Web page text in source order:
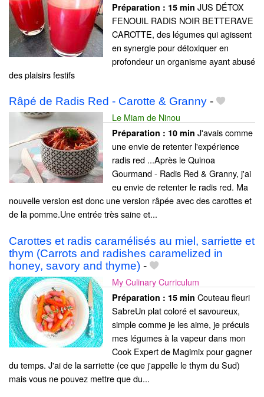
Préparation : 15 min JUS DÉTOX
FENOUIL RADIS NOIR BETTERAVE
CAROTTE, des légumes qui agissent
en synergie pour détoxiquer en
profondeur un organisme ayant abusé
des plaisirs festifs
Râpé de Radis Red - Carotte & Granny -
Le Miam de Ninou
Préparation : 10 min J'avais comme
une envie de retenter l'expérience
radis red ...Après le Quinoa
Gourmand - Radis Red & Granny, j'ai
eu envie de retenter le radis red. Ma
nouvelle version est donc une version râpée avec des carottes et
de la pomme.Une entrée très saine et...
Carottes et radis caramélisés au miel, sarriette et
thym (Carrots and radishes caramelized in
honey, savory and thyme) -
My Culinary Curriculum
Préparation : 15 min Couteau fleuri
SabreUn plat coloré et savoureux,
simple comme je les aime, je précuis
mes légumes à la vapeur dans mon
Cook Expert de Magimix pour gagner
du temps. J'ai de la sarriette (ce que j'appelle le thym du Sud)
mais vous ne pouvez mettre que du...